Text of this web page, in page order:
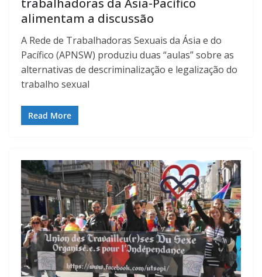
alimentam a discussão
A Rede de Trabalhadoras Sexuais da Ásia e do
Pacífico (APNSW) produziu duas “aulas” sobre as
alternativas de descriminalização e legalização do
trabalho sexual
Read More